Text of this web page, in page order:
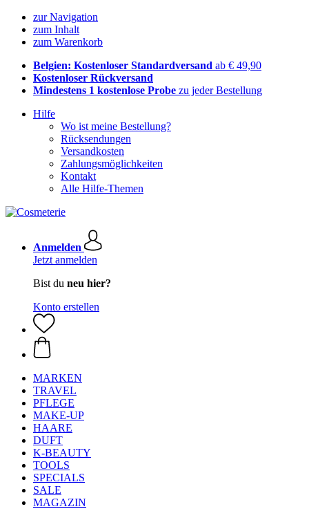
zur Navigation
zum Inhalt
zum Warenkorb
Belgien: Kostenloser Standardversand ab € 49,90
Kostenloser Rückversand
Mindestens 1 kostenlose Probe zu jeder Bestellung
Hilfe
Wo ist meine Bestellung?
Rücksendungen
Versandkosten
Zahlungsmöglichkeiten
Kontakt
Alle Hilfe-Themen
Anmelden
Jetzt anmelden
Bist du neu hier?
Konto erstellen
MARKEN
TRAVEL
PFLEGE
MAKE-UP
HAARE
DUFT
K-BEAUTY
TOOLS
SPECIALS
SALE
MAGAZIN